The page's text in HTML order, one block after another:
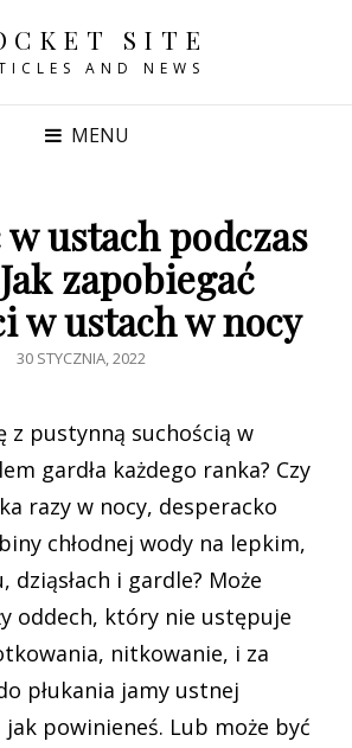
SITE
AND NEWS
MENU
w ustach podczas
zapobiegać
w ustach w nocy
POSTED
30 STYCZNIA, 2022
z pustynną suchością w
gardła każdego ranka? Czy
razy w nocy, desperacko
chłodnej wody na lepkim,
dziąsłach i gardle? Może
oddech, który nie ustępuje
nitkowanie, i za
płukania jamy ustnej
jak powinieneś. Lub może być